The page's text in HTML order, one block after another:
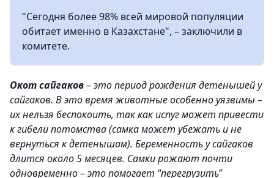
"Сегодня более 98% всей мировой популяции
обитает именно в Казахстане", – заключили в
комитете.
Окот сайгаков– это период рождения детенышей у
сайгаков. В это время животные особенно уязвимы –
их нельзя беспокоить, так как испуг может привести
к гибели потомства (самка может убежать и не
вернуться к детенышам). Беременность у сайгаков
длится около 5 месяцев. Самки рожают почти
одновременно – это помогает "перегрузить"